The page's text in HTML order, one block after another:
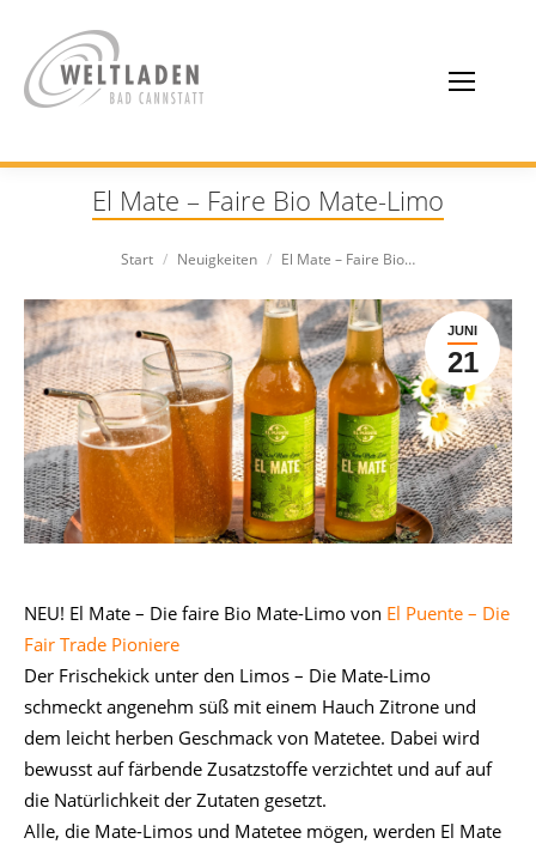
El Mate – Faire Bio Mate-Limo
Sie befinden sich hier:
Start Neuigkeiten El Mate – Faire Bio…
JUNI
21
NEU! El Mate – Die faire Bio Mate-Limo von El Puente – Die
Fair Trade Pioniere
Der Frischekick unter den Limos – Die Mate-Limo
schmeckt angenehm süß mit einem Hauch Zitrone und
dem leicht herben Geschmack von Matetee. Dabei wird
bewusst auf färbende Zusatzstoffe verzichtet und auf auf
die Natürlichkeit der Zutaten gesetzt.
Alle, die Mate-Limos und Matetee mögen, werden El Mate